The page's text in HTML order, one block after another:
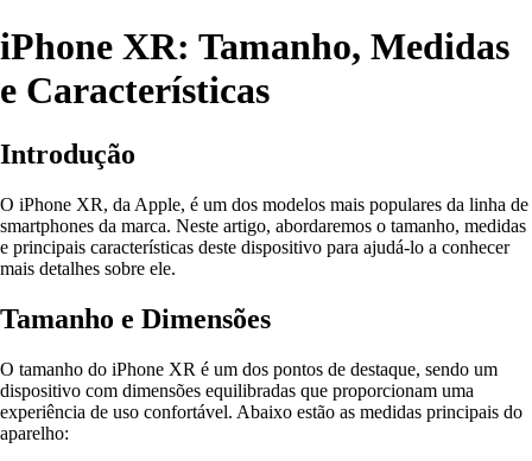
iPhone XR: Tamanho, Medidas
e Características
Introdução
O iPhone XR, da Apple, é um dos modelos mais populares da linha de
smartphones da marca. Neste artigo, abordaremos o tamanho, medidas
e principais características deste dispositivo para ajudá-lo a conhecer
mais detalhes sobre ele.
Tamanho e Dimensões
O tamanho do iPhone XR é um dos pontos de destaque, sendo um
dispositivo com dimensões equilibradas que proporcionam uma
experiência de uso confortável. Abaixo estão as medidas principais do
aparelho: